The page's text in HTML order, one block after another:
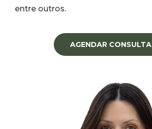
entre outros.
AGENDAR CONSULTA